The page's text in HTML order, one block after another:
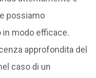
possiamo
modo efficace.
approfondita del
caso di un